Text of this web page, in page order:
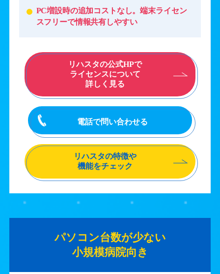
PC増設時の追加コストなし。端末ライセン
スフリーで情報共有しやすい
リハスタの公式HPで
ライセンスについて
詳しく見る
電話で問い合わせる
リハスタの特徴や
機能をチェック
パソコン台数が少ない
小規模病院向き